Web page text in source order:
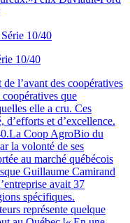
10/40
l’avant des coopératives
que
elle a cru. Ces
d’efforts et d’excellence.
Coop AgroBio du
la volonté de ses
au marché québécois
Guillaume Camirand
avait 37
spécifiques.
représente quelque